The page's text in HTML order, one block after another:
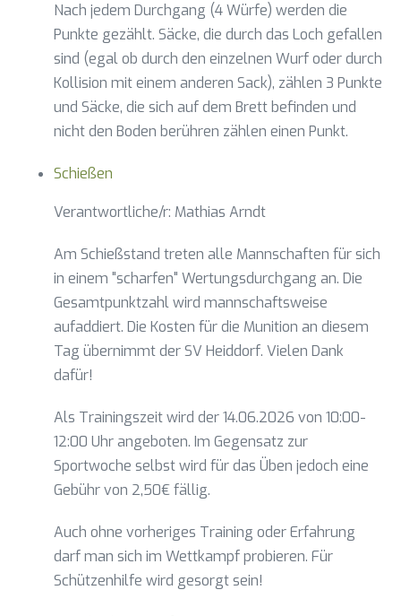
Nach jedem Durchgang (4 Würfe) werden die
Punkte gezählt. Säcke, die durch das Loch gefallen
sind (egal ob durch den einzelnen Wurf oder durch
Kollision mit einem anderen Sack), zählen 3 Punkte
und Säcke, die sich auf dem Brett befinden und
nicht den Boden berühren zählen einen Punkt.
Schießen
Verantwortliche/r: Mathias Arndt
Am Schießstand treten alle Mannschaften für sich
in einem "scharfen" Wertungsdurchgang an. Die
Gesamtpunktzahl wird mannschaftsweise
aufaddiert. Die Kosten für die Munition an diesem
Tag übernimmt der SV Heiddorf. Vielen Dank
dafür!
Als Trainingszeit wird der 14.06.2026 von 10:00-
12:00 Uhr angeboten. Im Gegensatz zur
Sportwoche selbst wird für das Üben jedoch eine
Gebühr von 2,50€ fällig.
Auch ohne vorheriges Training oder Erfahrung
darf man sich im Wettkampf probieren. Für
Schützenhilfe wird gesorgt sein!